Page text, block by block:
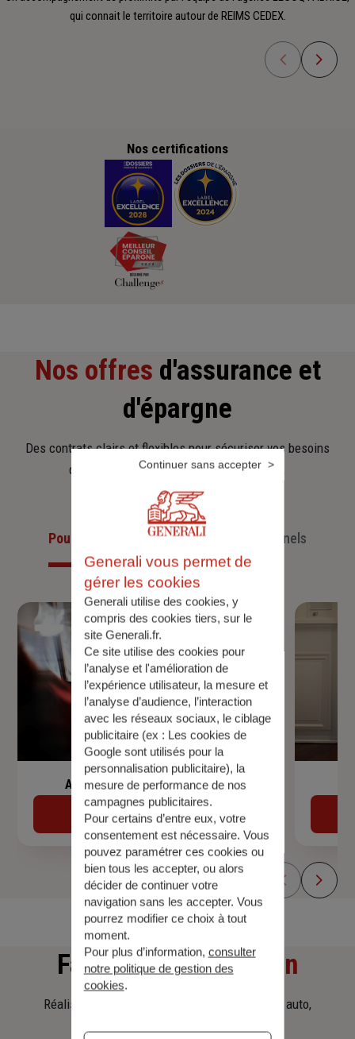
qui connait le territoire autour de REIMS CEDEX.
Nos certifications
Nos offres d'assurance et
d'épargne
Des contrats clairs et flexibles pour sécuriser vos besoins
d’aujourd’hui et anticiper ceux de demain.
Pour les particuliersPour les professionnels
Assurance de prêt immobilier
Découvrir
Faitesune simulation
Réalisez une simulation tarifaire d'assurance, auto,
Generali vous permet de
gérer les cookies
Generali utilise des cookies, y
compris des cookies tiers, sur le
site Generali.fr.
Ce site utilise des cookies pour
l’analyse et l'amélioration de
l’expérience utilisateur, la mesure et
l’analyse d’audience, l’interaction
avec les réseaux sociaux, le ciblage
publicitaire (ex : Les cookies de
Google sont utilisés pour la
personnalisation publicitaire), la
mesure de performance de nos
campagnes publicitaires.
Pour certains d’entre eux, votre
consentement est nécessaire. Vous
pouvez paramétrer ces cookies ou
bien tous les accepter, ou alors
décider de continuer votre
navigation sans les accepter. Vous
pourrez modifier ce choix à tout
moment.
Pour plus d’information, consulter
notre politique de gestion des
cookies.
Continuer sans accepter